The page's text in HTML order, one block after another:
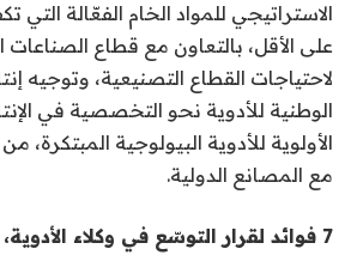
الاستراتيجي للمواد الخام الفعّالة
على الأقل، بالتعاون مع قطاع الصناعات
لاحتياجات القطاع التصنيعية، وتوجيه
الوطنية للأدوية نحو التخصصية في
الأولوية للأدوية البيولوجية
مع المصانع الدولية.
7 فوائد لقرار التوسّع في وكلاء